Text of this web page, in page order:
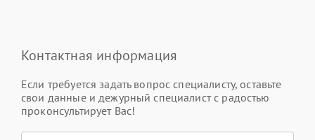
Контактная информация
Если требуется задать вопрос специалисту, оставьте
свои данные и дежурный специалист с радостью
проконсультирует Вас!